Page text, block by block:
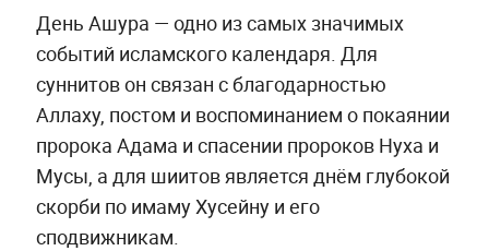
День Ашура — одно из самых значимых
событий исламского календаря. Для
суннитов он связан с благодарностью
Аллаху, постом и воспоминанием о покаянии
пророка Адама и спасении пророков Нуха и
Мусы, а для шиитов является днём глубокой
скорби по имаму Хусейну и его
сподвижникам.